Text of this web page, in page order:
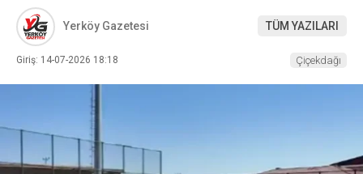
Yerköy Gazetesi TÜM YAZILARI
Giriş: 14-07-2026 18:18 Çiçekdağı